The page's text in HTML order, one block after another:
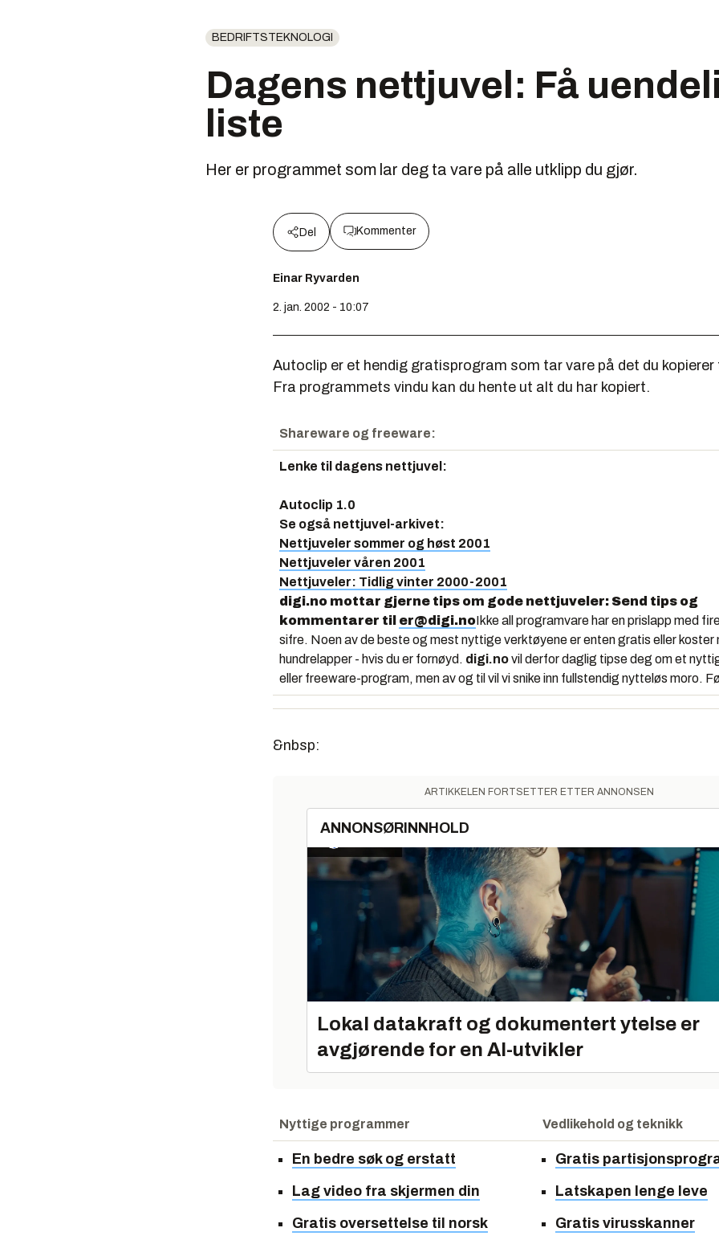
BEDRIFTSTEKNOLOGI
Dagens nettjuvel: Få
liste
Her er programmet som lar deg ta vare på alle utklipp du gjør.
Del Kommenter
Einar Ryvarden
2. jan. 2002 - 10:07
Autoclip er et hendig gratisprogram som tar vare på det du kopierer
Fra programmets vindu kan du hente ut alt du har kopiert.
Shareware og freeware:
Lenke til dagens nettjuvel :
Autoclip 1.0
Se også nettjuvel-arkivet:
Nettjuveler sommer og høst 2001
Nettjuveler våren 2001
Nettjuveler: Tidlig vinter 2000-2001
digi.no mottar gjerne tips om gode nettjuveler: Send tips og
kommentarer til er@digi.noIkke all programvare har en prislapp med
sifre. Noen av de beste og mest nyttige verktøyene er enten gratis eller koster
hundrelapper - hvis du er fornøyd. digi.novil derfor daglig tipse deg om et
eller freeware-program, men av og til vil vi snike inn fullstendig nytteløs moro.
&nbsp:
ARTIKKELEN FORTSETTER ETTER ANNONSEN
ANNONSØRINNHOLD
Lokal datakraft og dokumentert ytelse er
avgjørende for en AI-utvikler
Nyttige programmer Vedlikehold og teknikk
En bedre søk og erstatt
Lag video fra skjermen din
Gratis oversettelse til norsk
Gratis
Latskapen lenge leve
Gratis virusskanner